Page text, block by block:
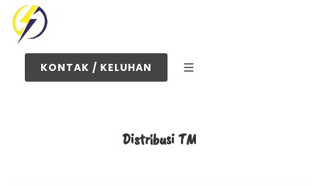
KONTAK / KELUHAN
Distribusi TM